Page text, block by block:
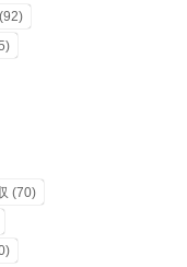
(92)
(70)